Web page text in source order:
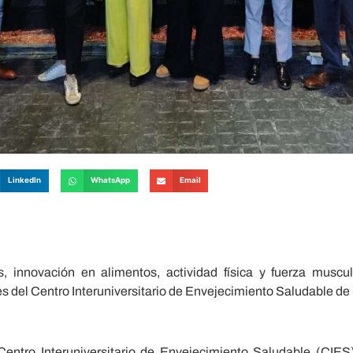
LinkedIn WhatsApp Email
innovación en alimentos, actividad física y fuerza
del Centro Interuniversitario de Envejecimiento Saludable